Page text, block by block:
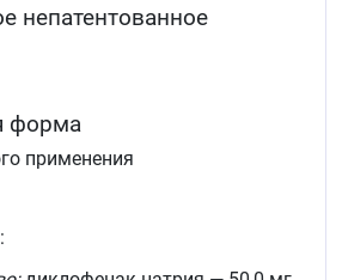
непатентованное
форма
применения